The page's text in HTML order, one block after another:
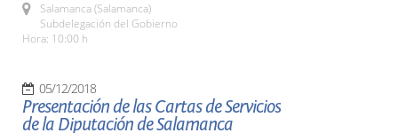
Salamanca (Salamanca)
Subdelegación del Gobierno
Hora: 10:00 h
05/12/2018
Presentación de las Cartas de Servicios
de la Diputación de Salamanca